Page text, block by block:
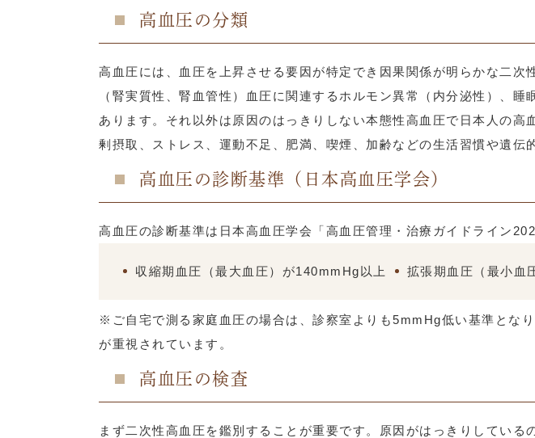
高血圧の分類
高血圧には、血圧を上昇させる要因が特定でき因果関係が明らかな二
（腎実質性、腎血管性）血圧に関連するホルモン異常（内分泌性）、
あります。それ以外は原因のはっきりしない本態性高血圧で日本人の
剰摂取、ストレス、運動不足、肥満、喫煙、加齢などの生活習慣や遺伝
高血圧の診断基準（日本高血圧学会）
高血圧の診断基準は日本高血圧学会「高血圧管理・治療ガイドライン
収縮期血圧（最大血圧）が140mmHg以上 拡張期血圧（最小血
※ご自宅で測る家庭血圧の場合は、診察室よりも5mmHg低い基準とな
が重視されています。
高血圧の検査
まず二次性高血圧を鑑別することが重要です。原因がはっきりしてい